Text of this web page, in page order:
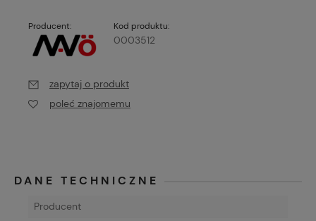
Producent: Kod produktu:
0003512
zapytaj o produkt
poleć znajomemu
DANE TECHNICZNE
Producent